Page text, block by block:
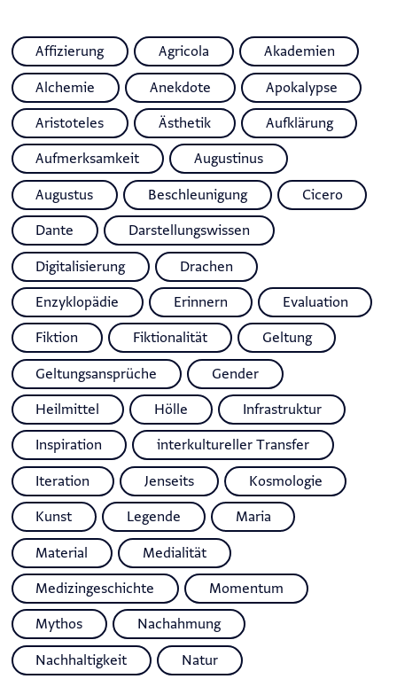
Affizierung Agricola Akademien
Alchemie Anekdote Apokalypse
Aristoteles Ästhetik Aufklärung
Aufmerksamkeit Augustinus
Augustus Beschleunigung Cicero
Dante Darstellungswissen
Digitalisierung Drachen
Enzyklopädie Erinnern Evaluation
Fiktion Fiktionalität Geltung
Geltungsansprüche Gender
Heilmittel Hölle Infrastruktur
Inspiration interkultureller Transfer
Iteration Jenseits Kosmologie
Kunst Legende Maria
Material Medialität
Medizingeschichte Momentum
Mythos Nachahmung
Nachhaltigkeit Natur